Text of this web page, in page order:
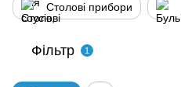
Cтолові прибори
Фільтр 1